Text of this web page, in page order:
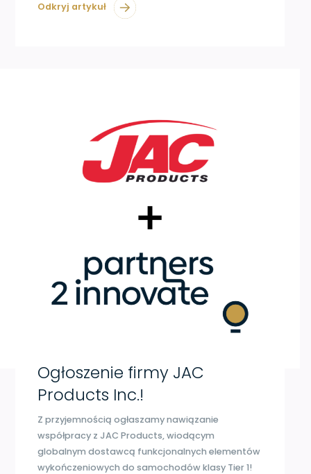
Odkryj artykuł
Ogłoszenie firmy JAC
Products Inc.!
Z przyjemnością ogłaszamy nawiązanie
współpracy z JAC Products, wiodącym
globalnym dostawcą funkcjonalnych elementów
wykończeniowych do samochodów klasy Tier 1!